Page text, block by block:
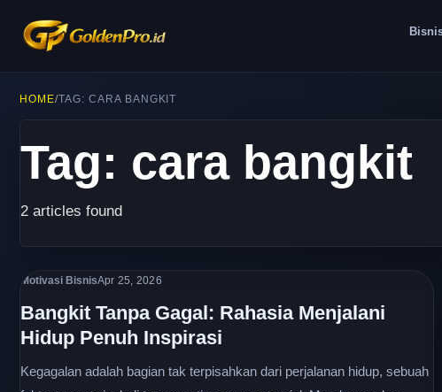
HOME/TAG: CARA BANGKIT
Tag: cara bangkit
2 articles found
Motivasi BisnisApr 25, 2026
Bangkit Tanpa Gagal: Rahasia Menjalani
Hidup Penuh Inspirasi
Kegagalan adalah bagian tak terpisahkan dari perjalanan hidup, sebuah